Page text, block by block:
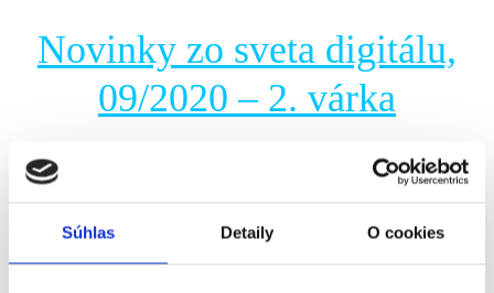
Súhlas Detaily O cookies
Novinky zo sveta digitálu,
09/2020 – 2. várka
Áno, máme tu najnovšie, už septembrové
novinky Vol. 2! Vyzerá to, že leto sa
definitívne skončilo – namiesto pozerania sa
von cez zapršané okno si radšej potrénujte